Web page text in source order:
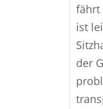
fährt
ist
der